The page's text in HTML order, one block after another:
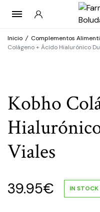
Inicio / Complementos
Colágeno + Ácido Hialurónico
Kobho
Viales
39.95€ IN STOCK